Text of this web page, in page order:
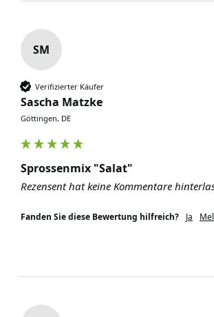
SM
Verifizierter Käufer
Sascha Matzke
Göttingen, DE
Sprossenmix "Salat"
Rezensent hat keine Kommentare
Fanden Sie diese Bewertung hilfreich? Ja